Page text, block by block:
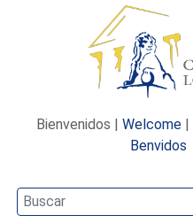
Bienvenidos | Welcome |
Benvidos